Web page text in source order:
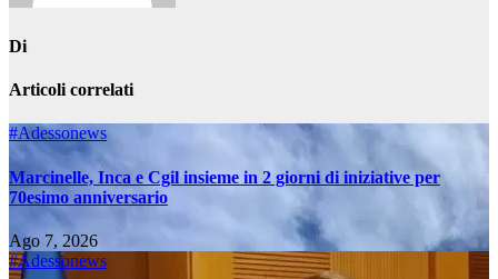
Di
Articoli correlati
#Adessonews
Marcinelle, Inca e Cgil insieme in 2 giorni di iniziative per
70esimo anniversario
Ago 7, 2026
#Adessonews